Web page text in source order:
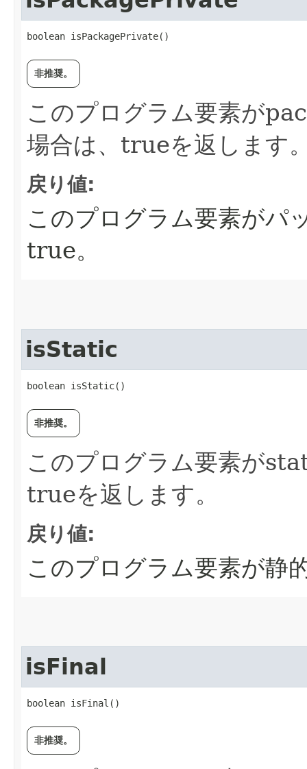
boolean isPackagePrivate()
非推奨。
このプログラム要素が
場合は、trueを返します
戻り値:
このプログラム要素が
true。
isStatic
boolean isStatic()
非推奨。
このプログラム要素が
trueを返します。
戻り値:
このプログラム要素が静
isFinal
boolean isFinal()
非推奨。